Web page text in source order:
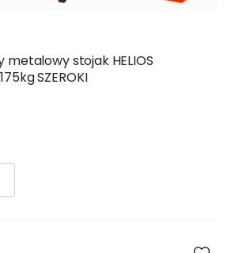
metalowy stojak HELIOS
SZEROKI